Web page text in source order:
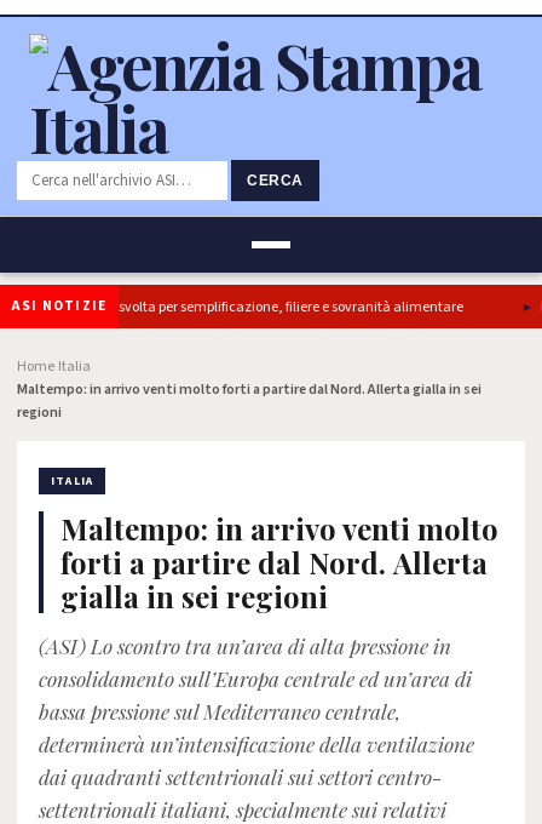
CERCA
ASI NOTIZIE
ok Camera e’ svolta per semplificazione, filiere e sovranità alimentare Il
Home Italia
Maltempo: in arrivo venti molto forti a partire dal Nord. Allerta gialla in sei
regioni
ITALIA
Maltempo: in arrivo venti molto
forti a partire dal Nord. Allerta
gialla in sei regioni
(ASI) Lo scontro tra un’area di alta pressione in
consolidamento sull’Europa centrale ed un’area di
bassa pressione sul Mediterraneo centrale,
determinerà un’intensificazione della ventilazione
dai quadranti settentrionali sui settori centro-
settentrionali italiani, specialmente sui relativi